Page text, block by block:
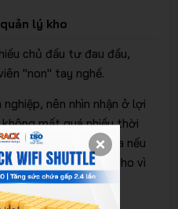
lý kho
chủ đầu tư đau đầu,
"non" tay nghề.
nên nhìn nhận ở lợi
mất quá nhiều thời
thiệt hại có thể xảy ra nếu
nghiệp vụ quản lý kho vì